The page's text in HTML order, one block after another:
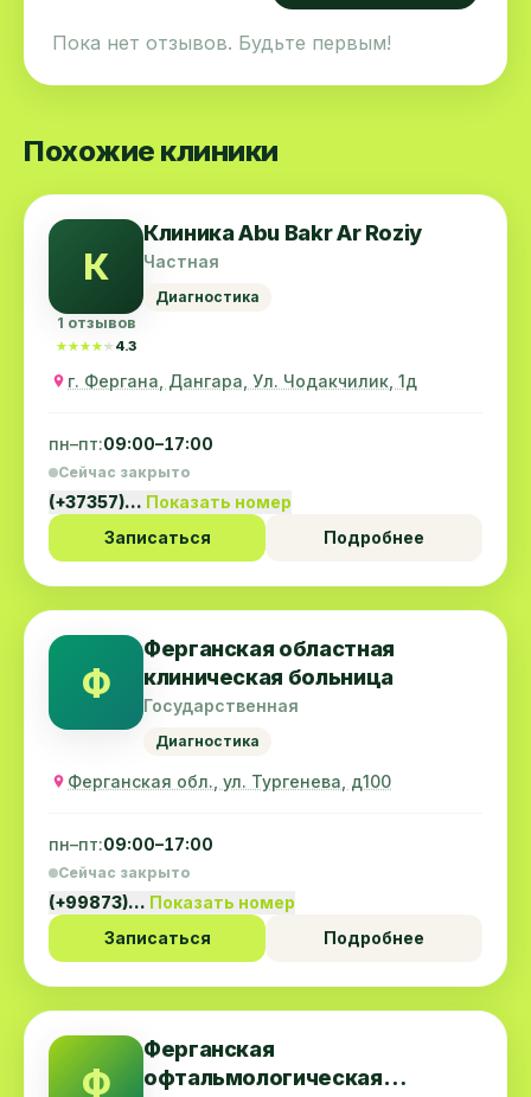
Пока нет отзывов. Будьте первым!
Похожие клиники
К
1 отзывов
★★★★★
★★★★★ 4.3
Клиника Abu Bakr Ar Roziy
Частная
Диагностика
г. Фергана, Дангара, Ул. Чодакчилик, 1д
пн–пт:09:00–17:00
Сейчас закрыто
(+37357)… Показать номер
Записаться
Подробнее
Ф
Ферганская областная
клиническая больница
Государственная
Диагностика
Ферганская обл., ул. Тургенева, д100
пн–пт:09:00–17:00
Сейчас закрыто
(+99873)… Показать номер
Записаться
Подробнее
Ф
Ферганская
офтальмологическая